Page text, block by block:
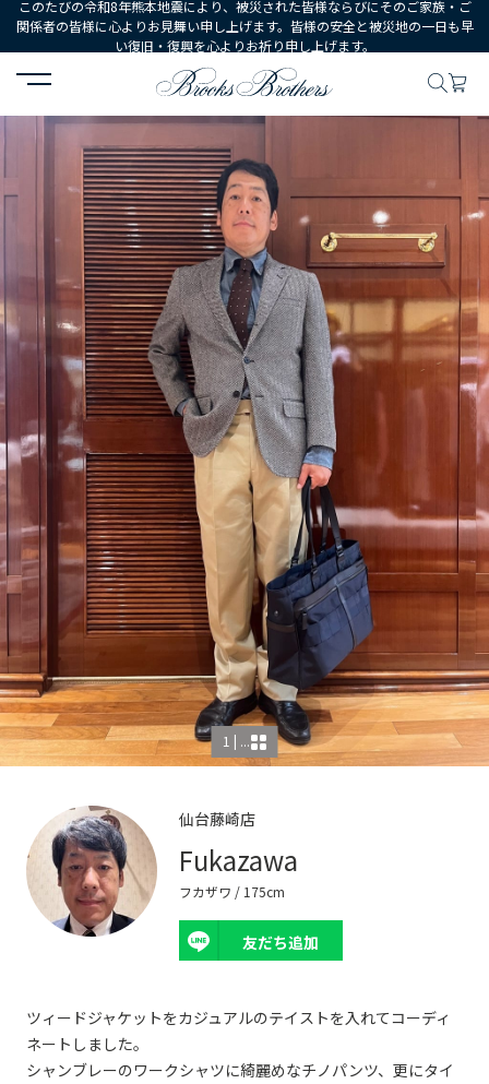
このたびの令和8年熊本地震により、被災された皆様ならびにそのご家族・ご
関係者の皆様に心よりお見舞い申し上げます。皆様の安全と被災地の一日も早
い復旧・復興を心よりお祈り申し上げます。
HOME コーディネート コーディネート詳細
1 | ...
仙台藤崎店
Fukazawa
フカザワ / 175cm
友だち追加
ツィードジャケットをカジュアルのテイストを入れてコーディ
ネートしました。
シャンブレーのワークシャツに綺麗めなチノパンツ、更にタイ